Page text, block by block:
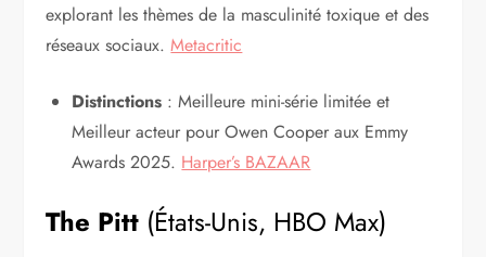
explorant les thèmes de la masculinité toxique et des
réseaux sociaux.Metacritic
Distinctions : Meilleure mini-série limitée et
Meilleur acteur pour Owen Cooper aux Emmy
Awards 2025. Harper’s BAZAAR
The Pitt (États-Unis, HBO Max)